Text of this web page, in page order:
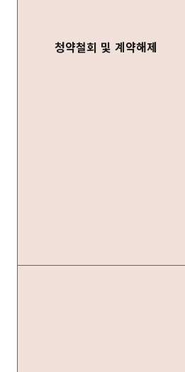
청약철회 및 계약해제